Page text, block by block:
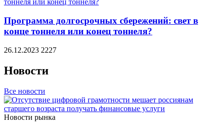
Программа долгосрочных сбережений: свет в
конце тоннеля или конец тоннеля?
26.12.2023 2227
Новости
Все новости
Новости рынка